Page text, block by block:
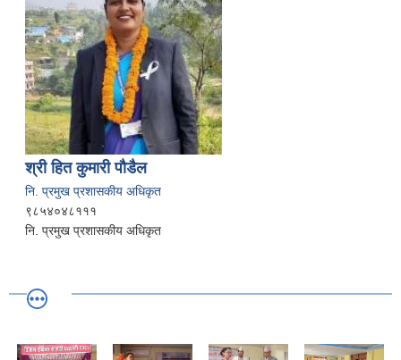
श्री हित कुमारी पौडैल
नि. प्रमुख प्रशासकीय अधिकृत
९८५४०४८१११
नि. प्रमुख प्रशासकीय अधिकृत